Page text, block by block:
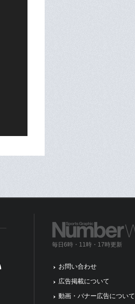
毎日6時・11時・17時更新
お問い合わせ
広告掲載について
動画・バナー広告について